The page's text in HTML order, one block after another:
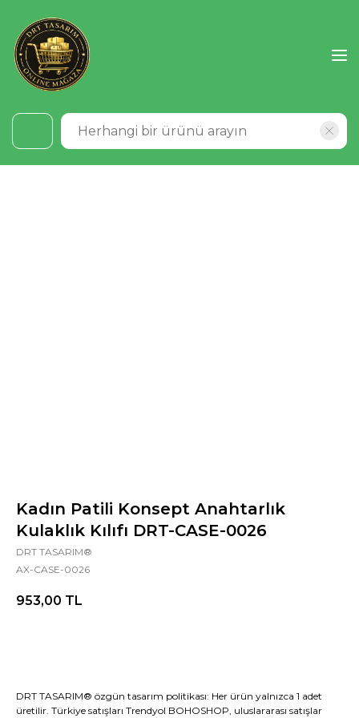
Kadın Patili Konsept Anahtarlık
Kulaklık Kılıfı DRT-CASE-0026
DRT TASARIM®
AX-CASE-0026
953,00 TL
DRT TASARIM® özgün tasarım politikası: Her ürün yalnızca 1 adet
üretilir. Türkiye satışları Trendyol BOHOSHOP, uluslararası satışlar